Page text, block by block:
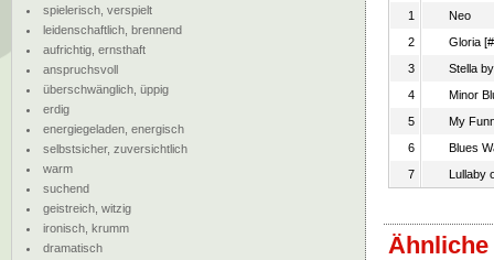
1
Neo
2
Gloria
3
Stella
4
Minor
5
My
6
Blues
7
Lullaby
spielerisch, verspielt
leidenschaftlich, brennend
aufrichtig, ernsthaft
anspruchsvoll
überschwänglich, üppig
erdig
energiegeladen, energisch
selbstsicher, zuversichtlich
warm
suchend
geistreich, witzig
ironisch, krumm
dramatisch